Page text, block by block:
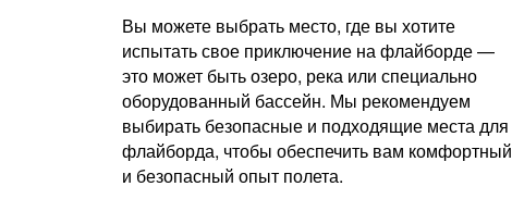
Вы можете выбрать место, где вы хотите
испытать свое приключение на флайборде —
это может быть озеро, река или специально
оборудованный бассейн. Мы рекомендуем
выбирать безопасные и подходящие места для
флайборда, чтобы обеспечить вам комфортный
и безопасный опыт полета.